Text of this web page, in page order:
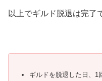
以上でギルド脱退は完了
ギルドを脱退した日、1